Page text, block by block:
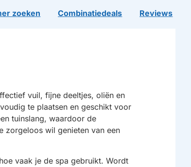
zoeken Combinatiedeals Reviews
vuil, fijne deeltjes, oliën en
te plaatsen en geschikt voor
tuinslang, waardoor de
zorgeloos wil genieten van een
vaak je de spa gebruikt. Wordt